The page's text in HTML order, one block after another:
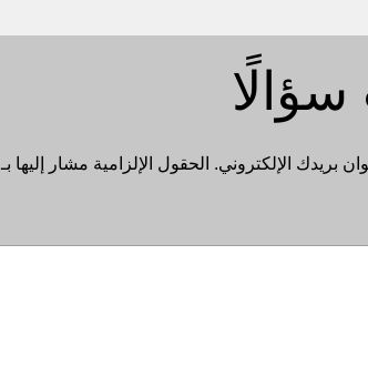
سؤالًا
بريدك الإلكتروني. الحقول الإلزامية مشار إليها بـ